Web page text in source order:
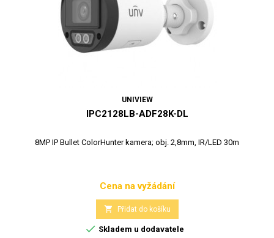
UNIVIEW
IPC2128LB-ADF28K-DL
8MP IP Bullet ColorHunter kamera; obj. 2,8mm, IR/LED 30m
Cena
Cena na vyžádání
 Přidat do košíku
 Skladem u dodavatele